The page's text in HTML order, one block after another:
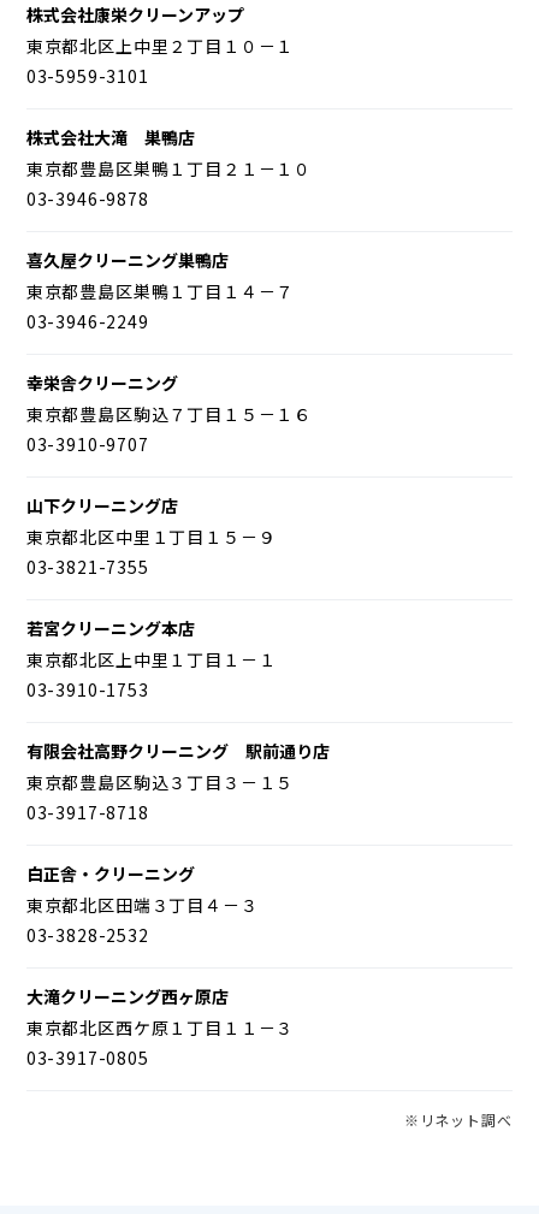
株式会社康栄クリーンアップ
東京都北区上中里２丁目１０－１
03-5959-3101
株式会社大滝 巣鴨店
東京都豊島区巣鴨１丁目２１－１０
03-3946-9878
喜久屋クリーニング巣鴨店
東京都豊島区巣鴨１丁目１４－７
03-3946-2249
幸栄舎クリーニング
東京都豊島区駒込７丁目１５－１６
03-3910-9707
山下クリーニング店
東京都北区中里１丁目１５－９
03-3821-7355
若宮クリーニング本店
東京都北区上中里１丁目１－１
03-3910-1753
有限会社高野クリーニング 駅前通り店
東京都豊島区駒込３丁目３－１５
03-3917-8718
白正舎・クリーニング
東京都北区田端３丁目４－３
03-3828-2532
大滝クリーニング西ヶ原店
東京都北区西ケ原１丁目１１－３
03-3917-0805
※リネット調べ